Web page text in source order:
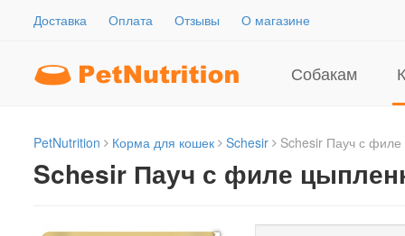
Доставка Оплата Отзывы О магазине
Собакам
PetNutrition Корма для кошек Schesir Schesir Пауч с
Schesir Пауч с филе